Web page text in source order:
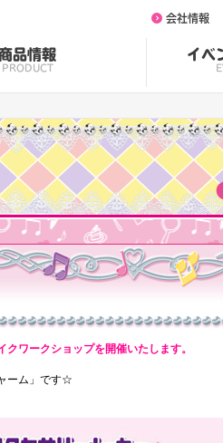
品情報
PRODUCT
イベ
会社情報
ワークショップを開催いたします。
ーム」です☆